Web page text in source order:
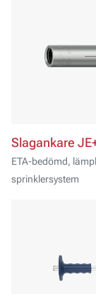
Slagankare
ETA-bedömd,
sprinklersystem